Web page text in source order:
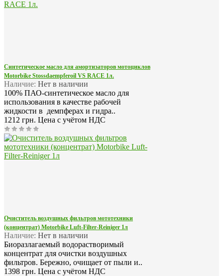
Синтетическое масло для амортизаторов мотоциклов
Motorbike Stossdaempferoil VS RACE 1л.
Наличие: Нет в наличии
100% ПАО-синтетическое масло для
использования в качестве рабочей
жидкости в демпферах и гидра..
1212 грн. Цена с учётом НДС
Очиститель воздушных фильтров мототехники
(концентрат) Motorbike Luft-Filter-Reiniger 1л
Наличие: Нет в наличии
Биоразлагаемый водорастворимый
концентрат для очистки воздушных
фильтров. Бережно, очищает от пыли и..
1398 грн. Цена с учётом НДС